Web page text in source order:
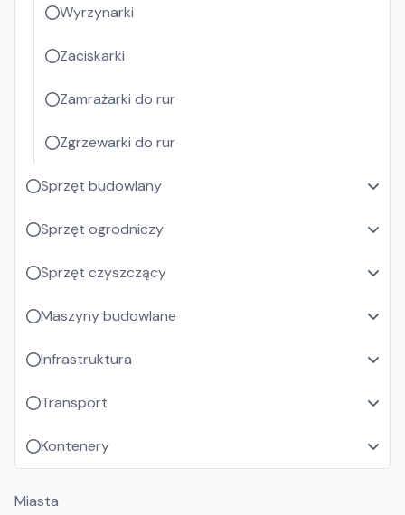
Wyrzynarki
Zaciskarki
Zamrażarki do rur
Zgrzewarki do rur
Sprzęt budowlany
Sprzęt ogrodniczy
Sprzęt czyszczący
Maszyny budowlane
Infrastruktura
Transport
Kontenery
Miasta